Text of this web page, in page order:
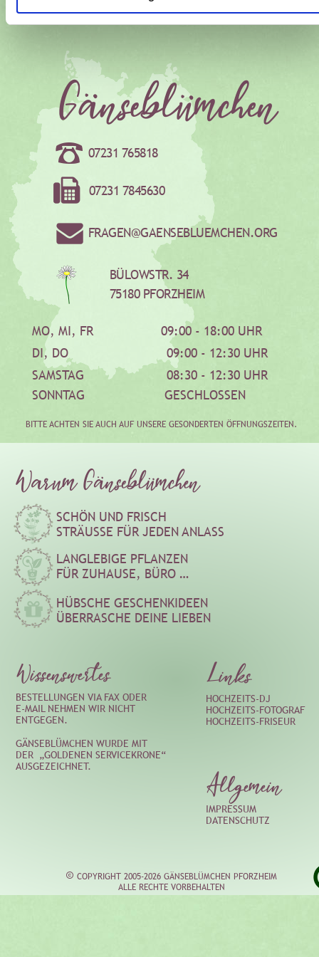
MO, MI, FR                   09:00 - 18:00 UHR
SAMSTAG
08:30 - 12:30 UHR
SONNTAG
       GESCHLOSSEN
BITTE ACHTEN SIE AUCH AUF UNSERE GESONDERTEN ÖFFNUNGSZEITEN.
DI, DO 09:00 - 12:30 UHR
BÜLOWSTR. 34
75180 PFORZHEIM
07231 765818
07231 7845630
FRAGEN@GAENSEBLUEMCHEN.ORG
Links
HOCHZEITS-DJ
HOCHZEITS-FOTOGRAF
HOCHZEITS-FRISEUR
SCHÖN UND FRISCH
STRÄUSSE FÜR JEDEN ANLASS
LANGLEBIGE PFLANZEN
FÜR ZUHAUSE, BÜRO …
HÜBSCHE GESCHENKIDEEN
ÜBERRASCHE DEINE LIEBEN
Allgemein
IMPRESSUM
DATENSCHUTZ
Wissenswertes
BESTELLUNGEN VIA FAX ODER
E-MAIL NEHMEN WIR NICHT
ENTGEGEN.
GÄNSEBLÜMCHEN WURDE MIT
DER „GOLDENEN SERVICEKRONE“
AUSGEZEICHNET.
 COPYRIGHT 2005-2026 GÄNSEBLÜMCHEN PFORZHEIM
ALLE RECHTE VORBEHALTEN